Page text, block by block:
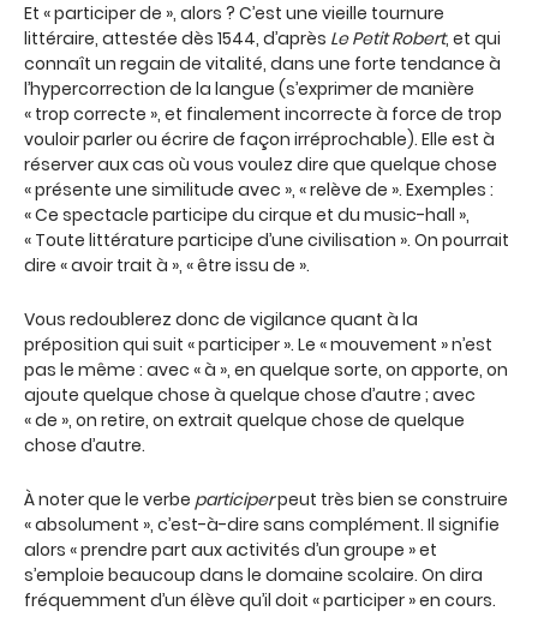
Et « participer de », alors ? C’est une vieille tournure
littéraire, attestée dès 1544, d’après Le Petit Robert, et qui
connaît un regain de vitalité, dans une forte tendance à
l’hypercorrection de la langue (s’exprimer de manière
« trop correcte », et finalement incorrecte à force de trop
vouloir parler ou écrire de façon irréprochable). Elle est à
réserver aux cas où vous voulez dire que quelque chose
« présente une similitude avec », « relève de ». Exemples :
« Ce spectacle participe du cirque et du music-hall »,
« Toute littérature participe d’une civilisation ». On pourrait
dire « avoir trait à », « être issu de ».
Vous redoublerez donc de vigilance quant à la
préposition qui suit « participer ». Le « mouvement » n’est
pas le même : avec « à », en quelque sorte, on apporte, on
ajoute quelque chose à quelque chose d’autre ; avec
« de », on retire, on extrait quelque chose de quelque
chose d’autre.
À noter que le verbe participerpeut très bien se construire
« absolument », c’est-à-dire sans complément. Il signifie
alors « prendre part aux activités d’un groupe » et
s’emploie beaucoup dans le domaine scolaire. On dira
fréquemment d’un élève qu’il doit « participer » en cours.